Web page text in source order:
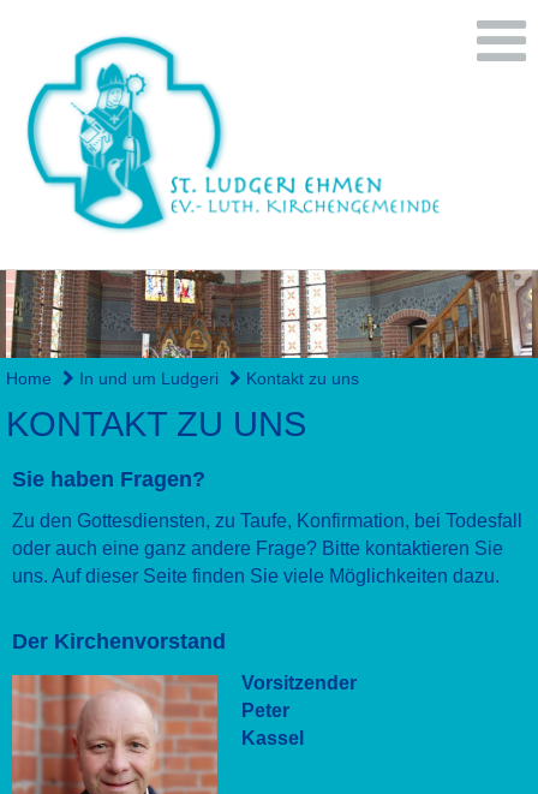
Home In und um Ludgeri Kontakt zu uns
KONTAKT ZU UNS
Sie haben Fragen?
Zu den Gottesdiensten, zu Taufe, Konfirmation, bei Todesfall
oder auch eine ganz andere Frage? Bitte kontaktieren Sie
uns. Auf dieser Seite finden Sie viele Möglichkeiten dazu.
Der Kirchenvorstand
Vorsitzender
Peter
Kassel